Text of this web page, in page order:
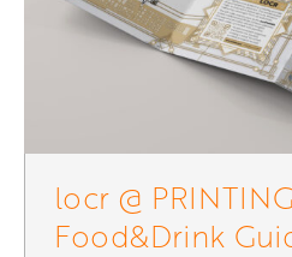
locr @
Food&Drink